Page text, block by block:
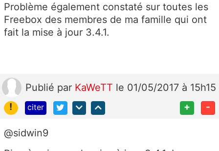
Problème également constaté sur toutes les
Freebox des membres de ma famille qui ont
fait la mise à jour 3.4.1.
Publié par KaWeTT le 01/05/2017 à 15h15
!
citer + -
@sidwin9